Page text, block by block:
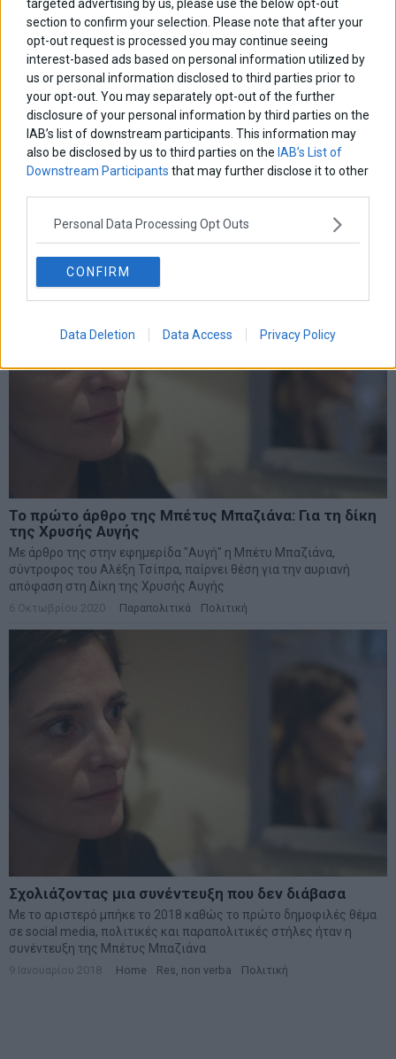
targeted advertising by us, please use the below opt-out
section to confirm your selection. Please note that after your
opt-out request is processed you may continue seeing
interest-based ads based on personal information utilized by
us or personal information disclosed to third parties prior to
your opt-out. You may separately opt-out of the further
disclosure of your personal information by third parties on the
IAB’s list of downstream participants. This information may
also be disclosed by us to third parties on the IAB’s List of
Downstream Participants that may further disclose it to other
Personal Data Processing Opt Outs
CONFIRM
Data Deletion Data Access Privacy Policy
Μπ. Μπαζιάνα: Κάθε 5η Ιουλίου κλαίω από νεύρα
-Ηχητικό
Η σύντροφος του Αλέξη Τσίπρα Μπέτυ Μπαζιάνα στη μία και
5 Ιουλίου 2021 Ελλάδα Επικαιρότητα
Το πρώτο άρθρο της Μπέτυς Μπαζιάνα: Για τη δίκη
της Χρυσής Αυγής
Mε άρθρο της στην εφημερίδα "Αυγή" η Μπέτυ Μπαζιάνα,
σύντροφος του Αλέξη Τσίπρα, παίρνει θέση για την αυριανή
απόφαση στη Δίκη της Χρυσής Αυγής
6 Οκτωβρίου 2020 Παραπολιτικά Πολιτική
Σχολιάζοντας μια συνέντευξη που δεν διάβασα
Με το αριστερό μπήκε το 2018 καθώς το πρώτο δημοφιλές θέμα
σε social media, πολιτικές και παραπολιτικές στήλες ήταν η
συνέντευξη της Μπέτυς Μπαζιάνα
9 Ιανουαρίου 2018 Home Res, non verba Πολιτική